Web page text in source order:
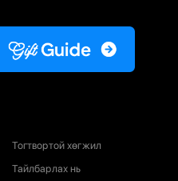
Тогтвортой хөгжил
Тайлбарлах нь